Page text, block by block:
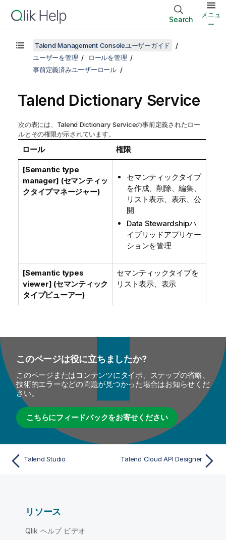
Search
メニュ
ー
Talend Management Consoleユーザーガイド
ユーザーを管理
ロールを管理
事前定義済みユーザーロール
Talend Dictionary Service
次の表には、 Talend Dictionary Serviceの事前定義されたロー
ルとその権限が示されています。
ロール 権限
[Semantic type
manager] (セマンティッ
クタイプマネージャー)
セマンティックタイプ
を作成、削除、編集、
リスト表示、表示、公
開
Data Stewardshipハ
イブリッドアプリケー
ションを管理
[Semantic types
viewer] (セマンティック
タイプビューアー)
セマンティックタイプを
リスト表示、表示
このページは役に立ちましたか?
このページまたはコンテンツにタイポ、ステップの省略、
技術的エラーなどの問題が見つかった場合はお知らせくだ
さい。
こちらにフィードバックをお寄せください
Talend Studio Talend Cloud API Designer
リソース
Qlik ヘルプ ビデオ